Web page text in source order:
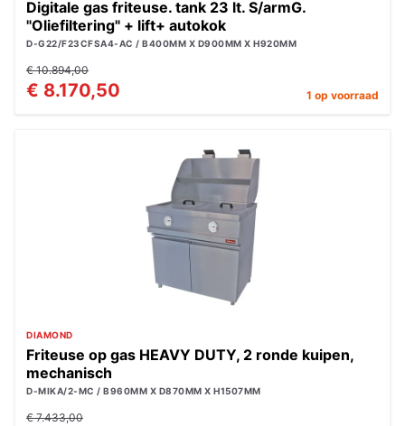
Digitale gas friteuse. tank 23 lt. S/armG.
"Oliefiltering" + lift+ autokok
D-G22/F23CFSA4-AC / B400MM X D900MM X H920MM
€ 10.894,00
€ 8.170,50 1 op voorraad
DIAMOND
Friteuse op gas HEAVY DUTY, 2 ronde kuipen,
mechanisch
D-MIKA/2-MC / B960MM X D870MM X H1507MM
€ 7.433,00